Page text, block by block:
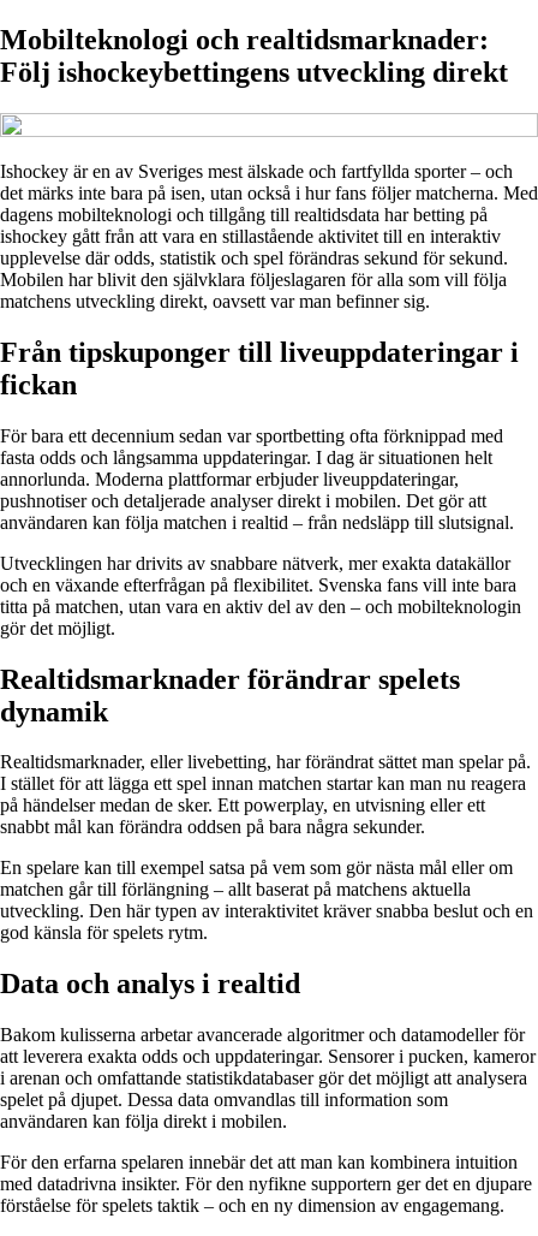
Mobilteknologi och realtidsmarknader:
Följ ishockeybettingens utveckling direkt
Ishockey är en av Sveriges mest älskade och fartfyllda sporter – och
det märks inte bara på isen, utan också i hur fans följer matcherna. Med
dagens mobilteknologi och tillgång till realtidsdata har betting på
ishockey gått från att vara en stillastående aktivitet till en interaktiv
upplevelse där odds, statistik och spel förändras sekund för sekund.
Mobilen har blivit den självklara följeslagaren för alla som vill följa
matchens utveckling direkt, oavsett var man befinner sig.
Från tipskuponger till liveuppdateringar i
fickan
För bara ett decennium sedan var sportbetting ofta förknippad med
fasta odds och långsamma uppdateringar. I dag är situationen helt
annorlunda. Moderna plattformar erbjuder liveuppdateringar,
pushnotiser och detaljerade analyser direkt i mobilen. Det gör att
användaren kan följa matchen i realtid – från nedsläpp till slutsignal.
Utvecklingen har drivits av snabbare nätverk, mer exakta datakällor
och en växande efterfrågan på flexibilitet. Svenska fans vill inte bara
titta på matchen, utan vara en aktiv del av den – och mobilteknologin
gör det möjligt.
Realtidsmarknader förändrar spelets
dynamik
Realtidsmarknader, eller livebetting, har förändrat sättet man spelar på.
I stället för att lägga ett spel innan matchen startar kan man nu reagera
på händelser medan de sker. Ett powerplay, en utvisning eller ett
snabbt mål kan förändra oddsen på bara några sekunder.
En spelare kan till exempel satsa på vem som gör nästa mål eller om
matchen går till förlängning – allt baserat på matchens aktuella
utveckling. Den här typen av interaktivitet kräver snabba beslut och en
god känsla för spelets rytm.
Data och analys i realtid
Bakom kulisserna arbetar avancerade algoritmer och datamodeller för
att leverera exakta odds och uppdateringar. Sensorer i pucken, kameror
i arenan och omfattande statistikdatabaser gör det möjligt att analysera
spelet på djupet. Dessa data omvandlas till information som
användaren kan följa direkt i mobilen.
För den erfarna spelaren innebär det att man kan kombinera intuition
med datadrivna insikter. För den nyfikne supportern ger det en djupare
förståelse för spelets taktik – och en ny dimension av engagemang.